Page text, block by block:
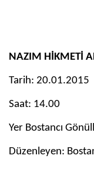
NAZIM HİKMETİ
Tarih: 20.01.2015
Saat: 14.00
Yer Bostancı
Düzenleyen: